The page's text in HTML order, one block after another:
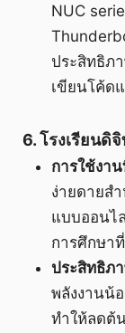
NUC
ประสิทธิภ
เขียนโค้ด
6. โรงเรียนดิ
การใช้งา
ง่ายดายส
แบบออนไ
การศึกษา
ประสิทธิภ
พลังงานน้
ทำให้ลดต้